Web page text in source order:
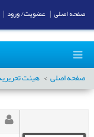
صفحه اصلی هیئت تحریریه
صفحه اصلی عضویت/ ورود